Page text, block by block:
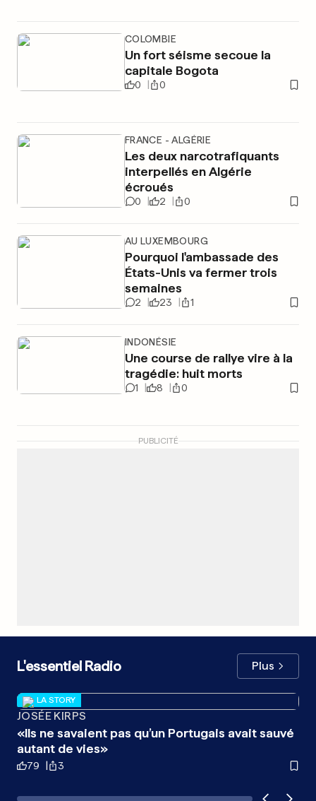
COLOMBIE
Un fort séisme secoue la
capitale Bogota
0 0
FRANCE - ALGÉRIE
Les deux narcotrafiquants
interpellés en Algérie
écroués
0 2 0
AU LUXEMBOURG
Pourquoi l'ambassade des
États-Unis va fermer trois
semaines
2 23 1
INDONÉSIE
Une course de rallye vire à la
tragédie: huit morts
1 8 0
PUBLICITÉ
L'essentiel Radio Plus
LA STORY
JOSÉE KIRPS
«Ils ne savaient pas qu’un Portugais avait sauvé
autant de vies»
79 3